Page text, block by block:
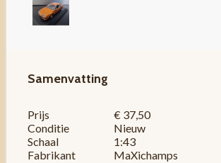
Samenvatting
Prijs
€ 37,50
Conditie
Nieuw
Schaal
1:43
Fabrikant
MaXichamps